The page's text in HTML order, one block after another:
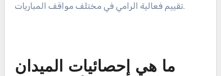
تُعتبر المعدلات أقل من 4 في الصيغ الأطول مثل ODIs